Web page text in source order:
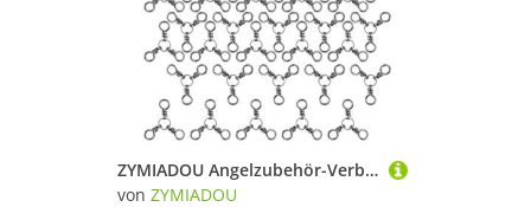
ZYMIADOU Angelzubehör-Verbindungsstück, Drehgelenk, Schleppschnur-Anschluss, 3-Wege-Angelhaken, mehrere Richtungen
von ZYMIADOU